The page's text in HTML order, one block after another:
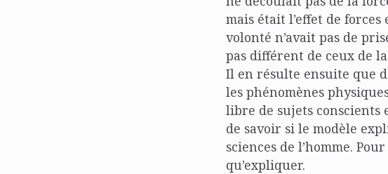
mais était l’effet de
volonté n’avait pas de
pas différent de ceux de
Il en résulte ensuite que
les phénomènes
libre de sujets conscients
de savoir si le modèle
sciences de l’homme.
qu’expliquer.